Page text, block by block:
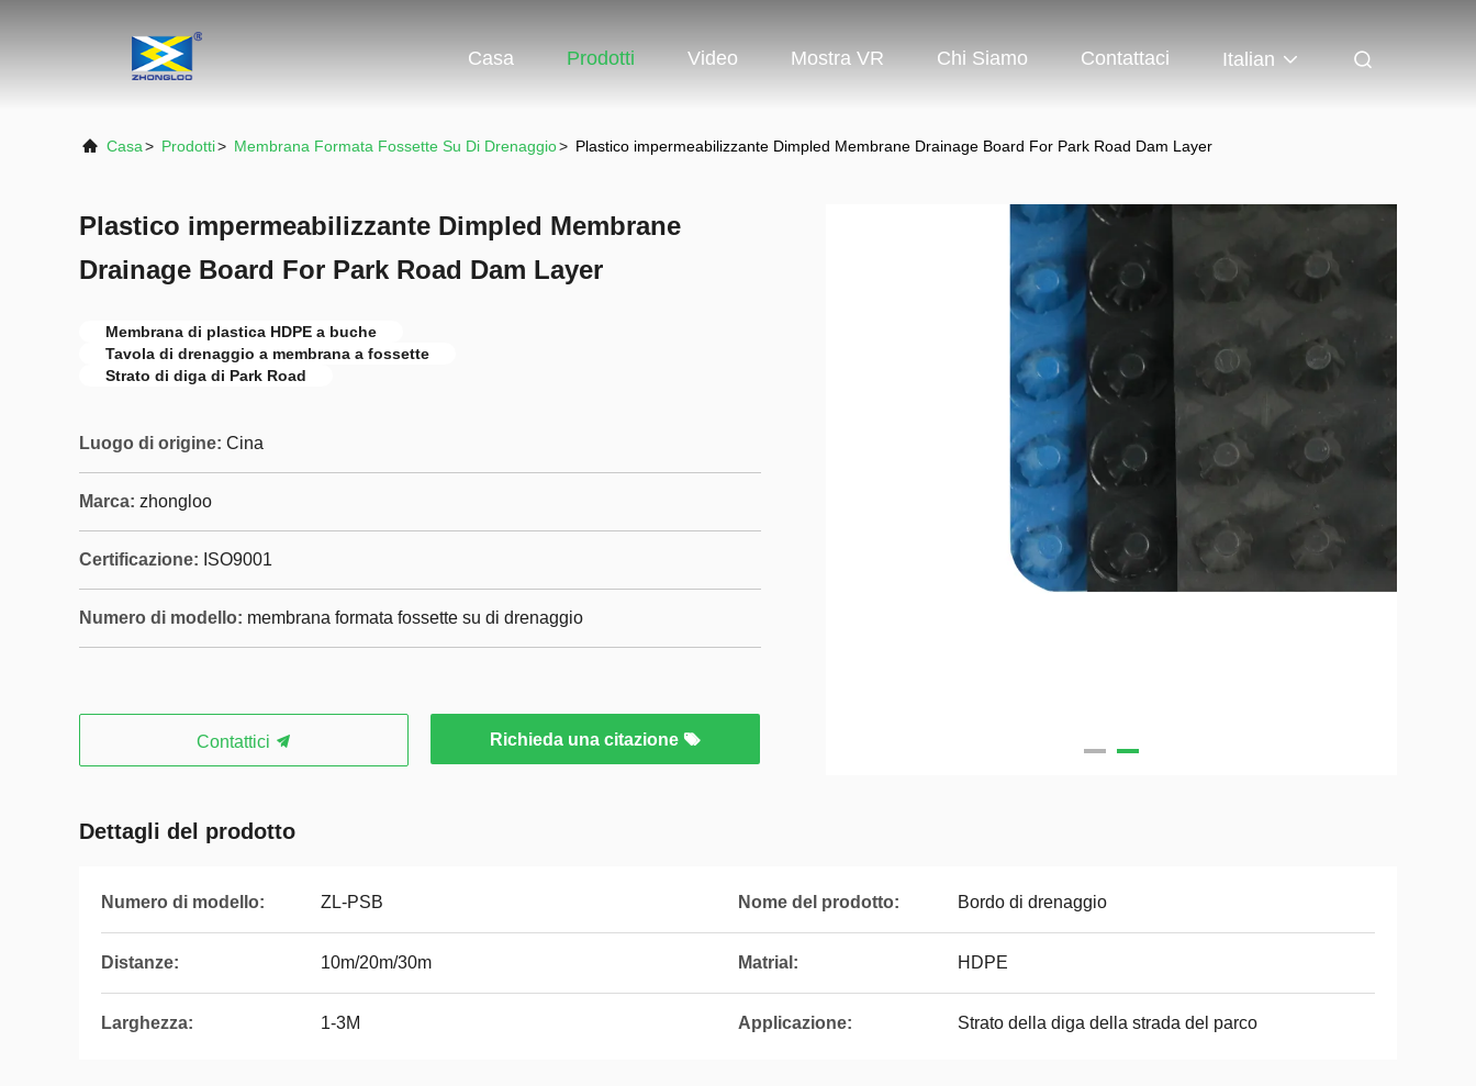
Casa Prodotti Video Mostra VR Chi Siamo Contattaci Italian
Casa> Prodotti> Membrana Formata Fossette Su Di Drenaggio> Plastico impermeabilizzante Dimpled Membrane Drainage Board For Park Road Dam Layer
Plastico impermeabilizzante Dimpled Membrane
Drainage Board For Park Road Dam Layer
Membrana di plastica HDPE a buche
Tavola di drenaggio a membrana a fossette
Strato di diga di Park Road
Luogo di origine: Cina
Marca: zhongloo
Certificazione: ISO9001
Numero di modello: membrana formata fossette su di drenaggio
Contattici Richieda una citazione
Dettagli del prodotto
Numero di modello: ZL-PSB Nome del prodotto: Bordo di drenaggio
Distanze: 10m/20m/30m Matrial: HDPE
Larghezza: 1-3M Applicazione: Strato della diga della strada del parco